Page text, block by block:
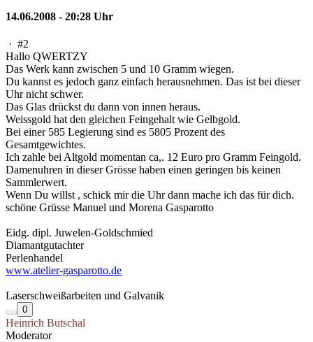
14.06.2008 - 20:28 Uhr
· #2
Hallo QWERTZY
Das Werk kann zwischen 5 und 10 Gramm wiegen.
Du kannst es jedoch ganz einfach herausnehmen. Das ist bei dieser
Uhr nicht schwer.
Das Glas drückst du dann von innen heraus.
Weissgold hat den gleichen Feingehalt wie Gelbgold.
Bei einer 585 Legierung sind es 5805 Prozent des
Gesamtgewichtes.
Ich zahle bei Altgold momentan ca,. 12 Euro pro Gramm Feingold.
Damenuhren in dieser Grösse haben einen geringen bis keinen
Sammlerwert.
Wenn Du willst , schick mir die Uhr dann mache ich das für dich.
schöne Grüsse Manuel und Morena Gasparotto
Eidg. dipl. Juwelen-Goldschmied
Diamantgutachter
Perlenhandel
www.atelier-gasparotto.de
Laserschweißarbeiten und Galvanik
0
Heinrich Butschal
Moderator